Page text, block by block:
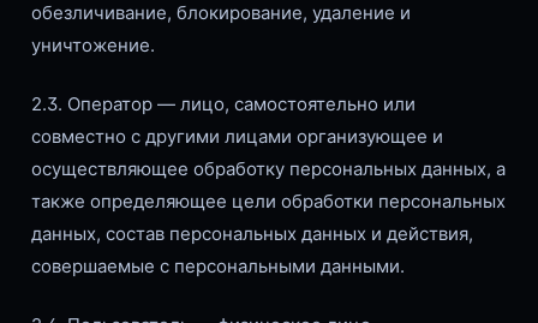
обезличивание, блокирование, удаление и
уничтожение.
2.3. Оператор — лицо, самостоятельно или
совместно с другими лицами организующее и
осуществляющее обработку персональных данных, а
также определяющее цели обработки персональных
данных, состав персональных данных и действия,
совершаемые с персональными данными.